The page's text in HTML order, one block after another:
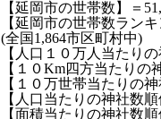
【延岡市の世帯数】＝
【延岡市の世帯数ラン
(全国1,864市区町村中)
【人口１０万人当たり
【１０Km四方当たりの
【１０万世帯当たりの
【人口当たりの神社数
【面積当たりの神社数